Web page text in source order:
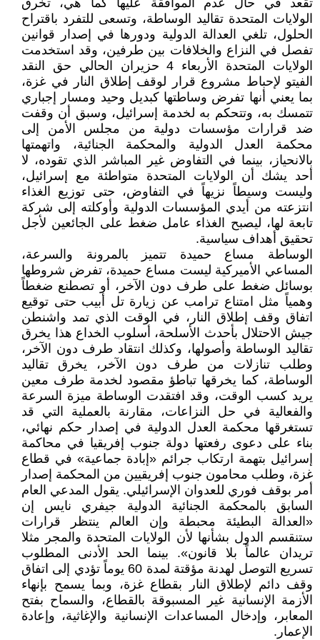
تقعد في حال عدم الموافقة عليها كما هي، تخرق
الولايات المتحدة تقاليد الوساطة، وتسعى للتفرد باقتراح
الحلول، تلغي العدالة الدولية ودورها في إصدار قوانين
تفصل في النزاع والخلافات بين طرفين، وقد استخدمت
الولايات المتحدة الأربعاء 4 حزيران الحالي حق النقد
الفيتو لإحباط مشروع قرار لوقف إطلاق النار في غزة،
بما يعني أنها تفرض وساطتها كبديل وحيد ومسار إجباري
تتمسك به، وتتحكم به لخدمة إسرائيل، وسبق أن وقفت
ضد قرارات مؤسسات دولية من مجلس الأمن إلى
محكمة العدل الدولية والمحكمة الجنائية، واتهمتها
بالانحياز، بينما في التفاوض غير المباشر الذي تقوده، لا
أحد يشك أن الولايات المتحدة متواطئة مع إسرائيل،
وليست وسيطاً نزيهاً في التفاوض، حتى توزيع الغذاء
انتزعته من أيدي المؤسسات الدولية وأوكلته إلى شركة
تابعة لها، ليصبح الغذاء عامل ضغط على الجائعين لأجل
تحقيق أهداف سياسية.
الوساطة مساع حميدة تتميز بالمرونة والسرعة،
المساعي الأميركية ليست مساع حميدة، تفرض شروطها
بوسائل ضغط على طرف دون الآخر، أو تصطنع ضغطاً
وهمياً مثل امتناع ترامب عن زيارة تل أبيب حتى توقيع
اتفاق وقف إطلاق النار، في الوقت الذي تمد واشنطن
جيش الاحتلال بأحدث الأسلحة، أسلوب الخداع هذا يخرق
تقاليد الوساطة وأصولها، وكذلك انتقاد طرف دون الآخر،
وطلب تنازلات من طرف دون الآخر، يخرق تقاليد
الوساطة، كما يخرقها تباطؤ مقصود لخدمة طرف معين
يريد كسب الوقت، وقد افتقدت الوساطة ميزة السرعة
والفعالية في حل النزاعات، مقارنة بالعملية التي قد
تستغرقها محكمة العدل الدولية في إصدار حكم نهائي،
بناء على دعوى رفعتها دولة جنوب إفريقيا في محاكمة
إسرائيل بتهمة ارتكاب جرائم «إبادة جماعية» في قطاع
غزة، وطلب محامون جنوب إفريقيين من المحكمة إصدار
أمر بوقف فوري للعدوان الإسرائيلي. يقول المدعي العام
السابق بالمحكمة الجنائية الدولية جيفري نايس إن
«العدالة البطيئة محبطة وإن العالم ينتظر قرارات
ستنقسم الدول بشأنها لأن الولايات المتحدة والمجر مثلا
تريدان عالماً بلا قانون». بينما الحد الأدنى المطلوب
تسريع التوصل لهدنة مؤقتة لمدة 60 يوماً تؤدي إلى اتفاق
وقف دائم لإطلاق النار بقطاع غزة، وبما يسمح بإنهاء
الأزمة الإنسانية غير المسبوقة بالقطاع، والسماح بفتح
المعابر، وإدخال المساعدات الإنسانية والإغاثية، وإعادة
الإعمار.